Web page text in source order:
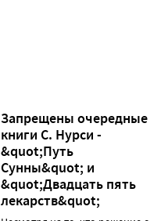
Запрещены очередные
книги С. Нурси -
&quot;Путь
Сунны&quot; и
&quot;Двадцать пять
лекарств&quot;